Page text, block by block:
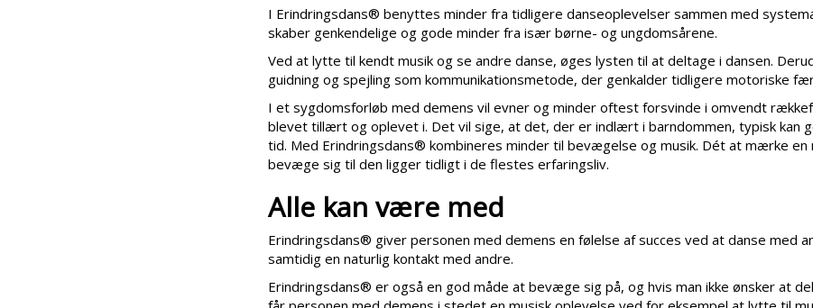
I Erindringsdans® benyttes minder fra tidligere danseoplevelser sammen med
skaber genkendelige og gode minder fra især børne- og ungdomsårene.
Ved at lytte til kendt musik og se andre danse, øges lysten til at deltage i dansen.
guidning og spejling som kommunikationsmetode, der genkalder tidligere motoriske
I et sygdomsforløb med demens vil evner og minder oftest forsvinde i omvendt
blevet tillært og oplevet i. Det vil sige, at det, der er indlært i barndommen, typisk kan
tid. Med Erindringsdans® kombineres minder til bevægelse og musik. Dét at mærke
bevæge sig til den ligger tidligt i de flestes erfaringsliv.
Alle kan være med
Erindringsdans® giver personen med demens en følelse af succes ved at danse med
samtidig en naturlig kontakt med andre.
Erindringsdans® er også en god måde at bevæge sig på, og hvis man ikke ønsker at